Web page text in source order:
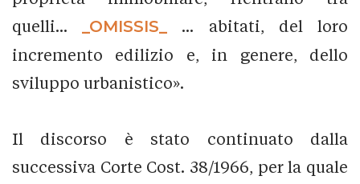
quelli...
_OMISSIS_
... abitati, del loro
incremento edilizio e, in genere, dello
sviluppo urbanistico».
Il discorso è stato continuato dalla
successiva Corte Cost. 38/1966, per la quale